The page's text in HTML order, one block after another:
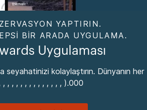
YAPTIRIN.
BIR ARADA UYGULAMA.
Uygulaması
seyahatinizi kolaylaştırın. Dünyanın her
, , , , , , , , , , , , , ).000